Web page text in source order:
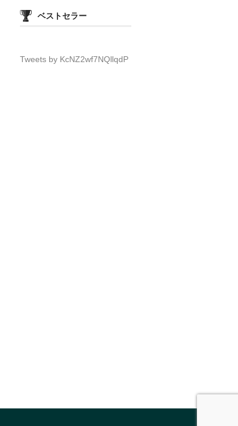
ベストセラー
Tweets by KcNZ2wf7NQllqdP